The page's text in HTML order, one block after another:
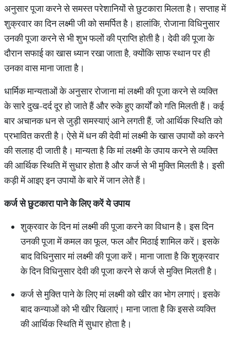
अनुसार पूजा करने से समस्त परेशानियों से छुटकारा मिलता है। सप्ताह में
शुक्रवार का दिन लक्ष्मी जी को समर्पित है। हालांकि, रोजाना विधिनुसार
उनकी पूजा करने से भी शुभ फलों की प्राप्ति होती है। देवी की पूजा के
दौरान सफाई का खास ध्यान रखा जाता है, क्योंकि साफ स्थान पर ही
उनका वास माना जाता है।
धार्मिक मान्यताओं के अनुसार रोजाना मां लक्ष्मी की पूजा करने से व्यक्ति
के सारे दुख-दर्द दूर हो जाते हैं और रुके हुए कार्यों को गति मिलती हैं। कई
बार अचानक धन से जुड़ी समस्याएं आने लगती हैं, जो आर्थिक स्थिति को
प्रभावित करती है। ऐसे में धन की देवी मां लक्ष्मी के खास उपायों को करने
की सलाह दी जाती है। मान्यता है कि मां लक्ष्मी के उपाय करने से व्यक्ति
की आर्थिक स्थिति में सुधार होता है और कर्ज से भी मुक्ति मिलती है। इसी
कड़ी में आइए इन उपायों के बारे में जान लेते हैं।
कर्जसेछुटकारापानेकेलिएकरेंयेउपाय
शुक्रवार के दिन मां लक्ष्मी की पूजा करने का विधान है। इस दिन
उनकी पूजा में कमल का फूल, फल और मिठाई शामिल करें। इसके
बाद विधिनुसार मां लक्ष्मी की पूजा करें। माना जाता है कि शुक्रवार
के दिन विधिनुसार देवी की पूजा करने से कर्ज से मुक्ति मिलती है।
कर्ज से मुक्ति पाने के लिए मां लक्ष्मी को खीर का भोग लगाएं। इसके
बाद कन्याओं को भी खीर खिलाएं। माना जाता है कि इससे व्यक्ति
की आर्थिक स्थिति में सुधार होता है।